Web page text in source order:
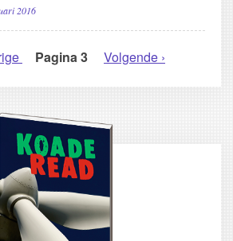
2016
Pagina 3
Volgende
Volgende ›